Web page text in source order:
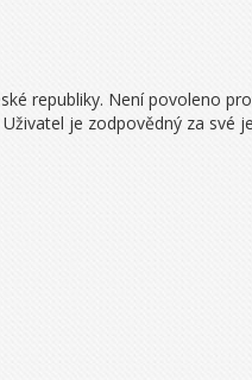
republiky. Není povoleno
je zodpovědný za své